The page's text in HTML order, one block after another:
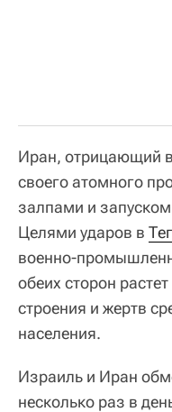
Иран, отрицающий
своего атомного
залпами и
Целями ударов в
военно-
обеих сторон
строения и жертв
населения.
Израиль и Иран
несколько раз в